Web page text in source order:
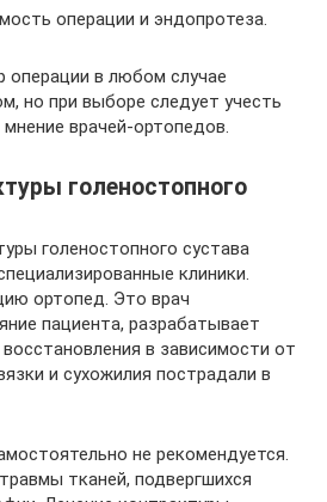
операции и эндопротеза.
операции в любом случае
но при выборе следует учесть
врачей-ортопедов.
голеностопного
голеностопного сустава
клиники.
ортопед. Это врач
пациента, разрабатывает
в зависимости от
и сухожилия пострадали в
не рекомендуется.
тканей, подвергшихся